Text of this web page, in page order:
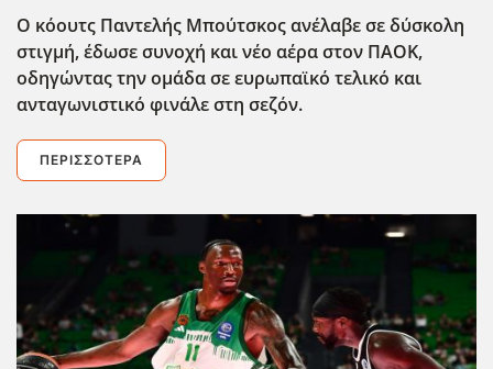
Ο κόουτς Παντελής Μπούτσκος ανέλαβε σε δύσκολη
στιγμή, έδωσε συνοχή και νέο αέρα στον ΠΑΟΚ,
οδηγώντας την ομάδα σε ευρωπαϊκό τελικό και
ανταγωνιστικό φινάλε στη σεζόν.
ΠΕΡΙΣΣΌΤΕΡΑ